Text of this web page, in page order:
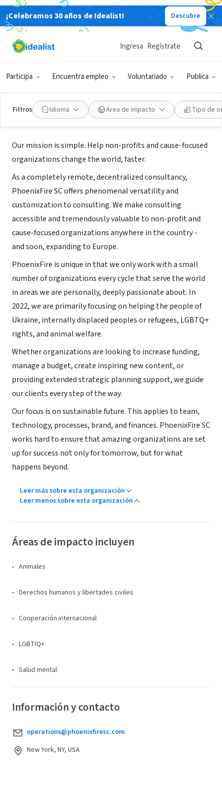
¡Celebramos 30 años de Idealist! Descubre
Participa Encuentra empleo Voluntariado Publica
Ingresa Regístrate
Filtros Idioma Área de impacto Tipo de
PhoenixFire Strategic Consulting
New York, NY www.phoenixfiresc.com/
Acerca de
Our mission is simple. Help non-profits and cause-focused
organizations change the world, faster.
As a completely remote, decentralized consultancy,
PhoenixFire SC offers phenomenal versatility and
customization to consulting. We make consulting
accessible and tremendously valuable to non-profit and
cause-focused organizations anywhere in the country -
and soon, expanding to Europe.
PhoenixFire is unique in that we only work with a small
number of organizations every cycle that serve the world
in areas we are personally, deeply passionate about. In
2022, we are primarily focusing on helping the people of
Ukraine, internally displaced peoples or refugees, LGBTQ+
rights, and animal welfare.
Whether organizations are looking to increase funding,
manage a budget, create inspiring new content, or
providing extended strategic planning support, we guide
our clients every step of the way.
Our focus is on sustainable future. This applies to team,
technology, processes, brand, and finances. PhoenixFire SC
works hard to ensure that amazing organizations are set
up for success not only for tomorrow, but for what
happens beyond.
Leer más sobre esta organización
Leer menos sobre esta organización
Áreas de impacto incluyen
Animales
Derechos humanos y libertades civiles
Cooperación internacional
LGBTIQ+
Salud mental
Información y contacto
operations@phoenixfiresc.com
New York, NY, USA